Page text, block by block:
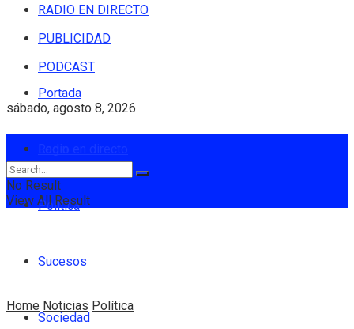
RADIO EN DIRECTO
PUBLICIDAD
PODCAST
sábado, agosto 8, 2026
Portada
Política
Sucesos
Sociedad
No Result
View All Result
Home Noticias Política